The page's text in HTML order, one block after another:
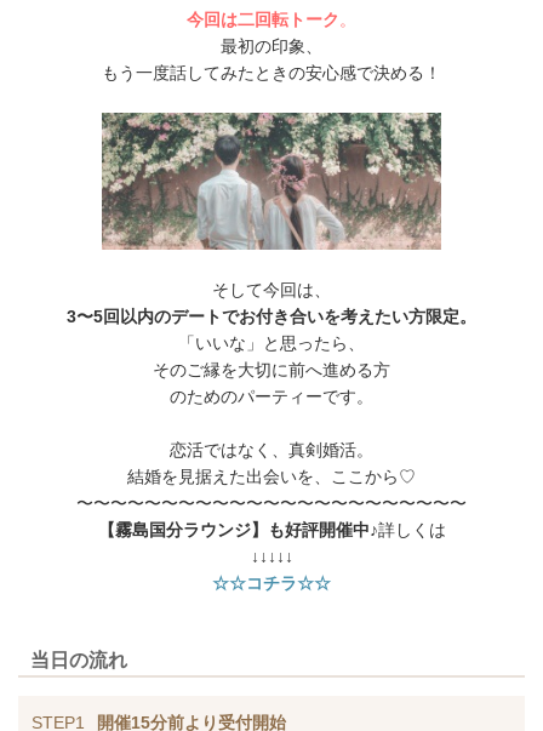
今回は二回転トーク 。
最初の印象、
もう一度話してみたときの安心感で決める！
そして今回は、
3〜5回以内のデートでお付き合いを考えたい方限定。
「いいな」と思ったら、
そのご縁を大切に前へ進める方
のためのパーティーです。
恋活ではなく、真剣婚活。
結婚を見据えた出会いを、ここから♡
〜〜〜〜〜〜〜〜〜〜〜〜〜〜〜〜〜〜〜〜〜〜〜
【霧島国分ラウンジ】も好評開催中♪詳しくは
↓↓↓↓↓
☆☆コチラ☆☆
当日の流れ
STEP1 開催15分前より受付開始